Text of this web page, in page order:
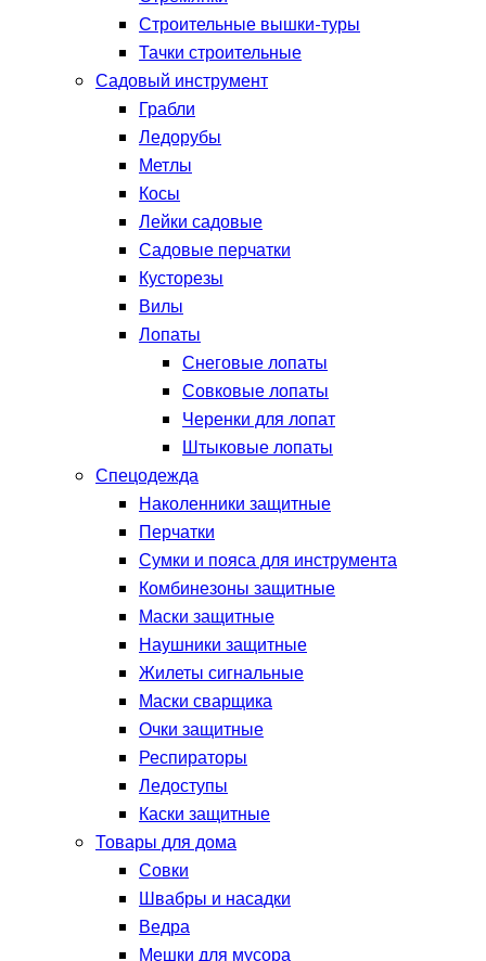
Строительные вышки-туры
Тачки строительные
Садовый инструмент
Грабли
Ледорубы
Метлы
Косы
Лейки садовые
Садовые перчатки
Кусторезы
Вилы
Лопаты
Снеговые лопаты
Совковые лопаты
Черенки для лопат
Штыковые лопаты
Спецодежда
Наколенники защитные
Перчатки
Сумки и пояса для инструмента
Комбинезоны защитные
Маски защитные
Наушники защитные
Жилеты сигнальные
Маски сварщика
Очки защитные
Респираторы
Ледоступы
Каски защитные
Товары для дома
Совки
Швабры и насадки
Ведра